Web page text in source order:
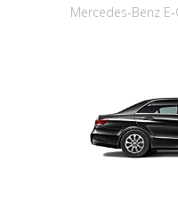
Mercedes-Benz